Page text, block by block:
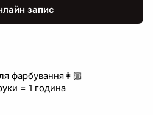
запис
фарбування👩🏼
= 1 година